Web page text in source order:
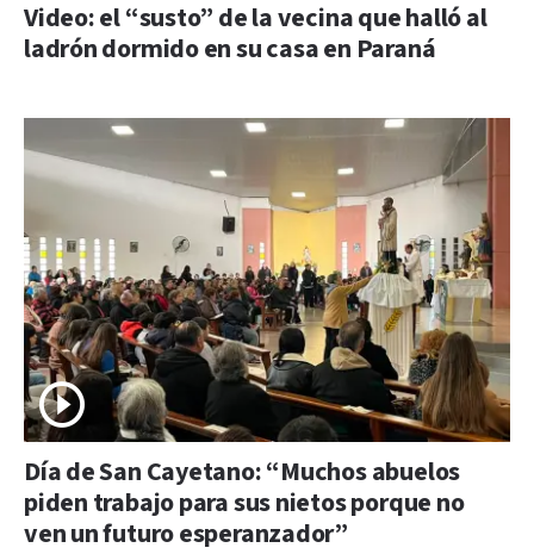
Video: el “susto” de la vecina que halló al
ladrón dormido en su casa en Paraná
Día de San Cayetano: “Muchos abuelos
piden trabajo para sus nietos porque no
ven un futuro esperanzador”